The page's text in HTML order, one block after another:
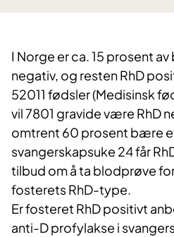
I Norge er ca. 15 prosent
negativ, og resten RhD
52011 fødsler (Medisinsk
vil 7801 gravide være RhD
omtrent 60 prosent bære
svangerskapsuke 24 får
tilbud om å ta blodprøve
fosterets RhD-type.
Er fosteret RhD positivt
anti-D profylakse i